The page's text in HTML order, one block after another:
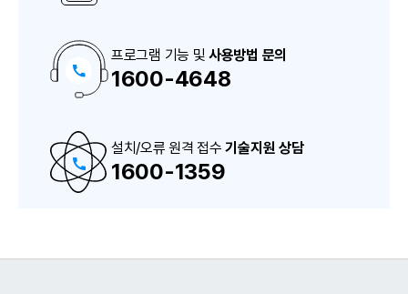
구
매
S
상
담
번
프로그램 기능 및 사용방법 문의
1600-4648
설치/오류 원격 접수기술지원 상담
1600-1359